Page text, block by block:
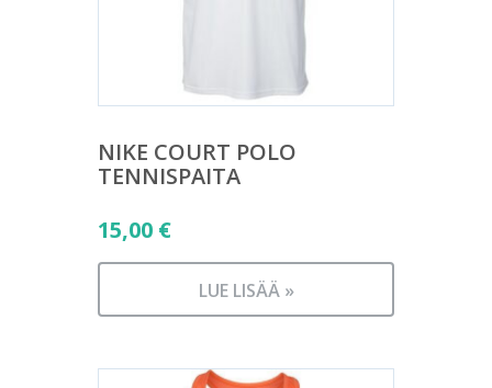
NIKE COURT POLO
TENNISPAITA
15,00 €
LUE LISÄÄ »